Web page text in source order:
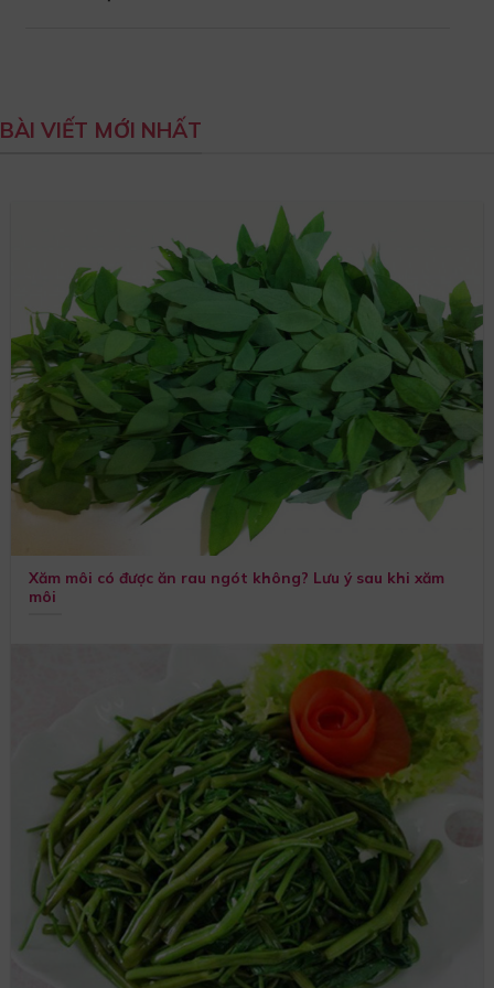
BÀI VIẾT MỚI NHẤT
Xăm môi có được ăn rau ngót không? Lưu ý sau khi xăm
môi